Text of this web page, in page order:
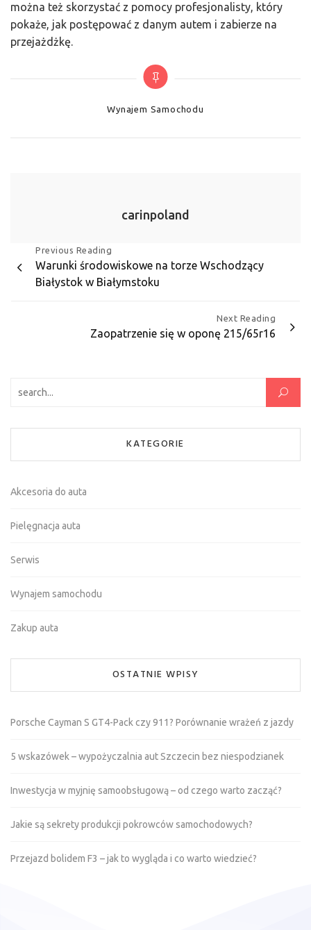
można też skorzystać z pomocy profesjonalisty, który
pokaże, jak postępować z danym autem i zabierze na
przejażdżkę.
Categories
Wynajem Samochodu
carinpoland
Nawigacja
wpisu
Previous Reading
Warunki środowiskowe na torze Wschodzący
Białystok w Białymstoku
Next Reading
Zaopatrzenie się w oponę 215/65r16
Szukaj:
KATEGORIE
Akcesoria do auta
Pielęgnacja auta
Serwis
Wynajem samochodu
Zakup auta
OSTATNIE WPISY
Porsche Cayman S GT4-Pack czy 911? Porównanie wrażeń z jazdy
5 wskazówek – wypożyczalnia aut Szczecin bez niespodzianek
Inwestycja w myjnię samoobsługową – od czego warto zacząć?
Jakie są sekrety produkcji pokrowców samochodowych?
Przejazd bolidem F3 – jak to wygląda i co warto wiedzieć?